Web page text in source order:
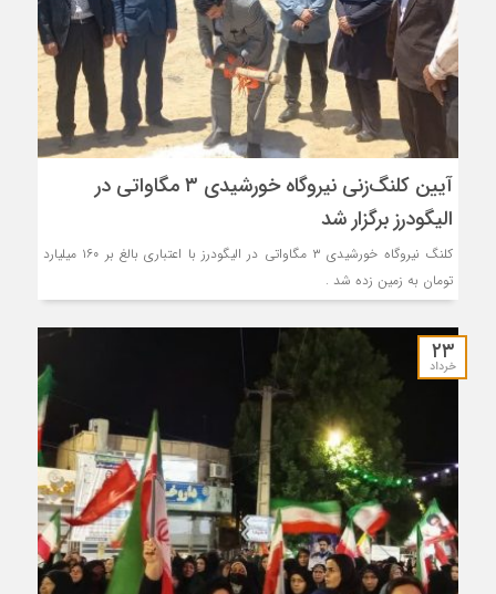
آیین کلنگ‌زنی نیروگاه خورشیدی ۳ مگاواتی در
الیگودرز برگزار شد
کلنگ‌ نیروگاه خورشیدی ۳ مگاواتی در الیگودرز با اعتباری بالغ بر ۱۶۰ میلیارد
تومان به زمین زده شد .
۲۳
خرداد